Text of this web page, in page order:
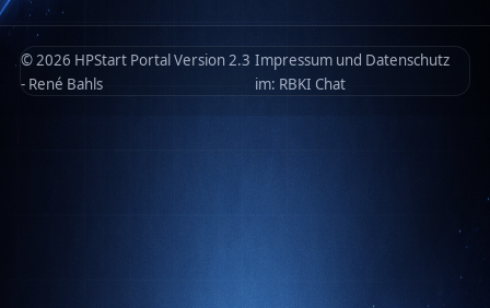
© 2026 HPStart Portal Version 2.3
- René Bahls
Impressum und Datenschutz
im: RBKI Chat